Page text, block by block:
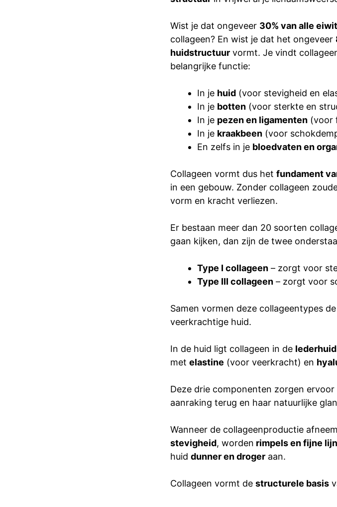
Wist je dat ongeveer 30% van alle
collageen? En wist je dat het ongeveer
huidstructuur vormt. Je vindt
belangrijke functie:
In je huid (voor stevigheid en
In je botten (voor sterkte en
In je pezen en ligamenten (voor
In je kraakbeen (voor
En zelfs in je bloedvaten en
Collageen vormt dus het fundament
in een gebouw. Zonder collageen
vorm en kracht verliezen.
Er bestaan meer dan 20 soorten
gaan kijken, dan zijn de twee
Type I collageen – zorgt voor
Type III collageen – zorgt voor
Samen vormen deze collageentypes
veerkrachtige huid.
In de huid ligt collageen in de
met elastine (voor veerkracht) en
Deze drie componenten zorgen
aanraking terug en haar natuurlijke
Wanneer de collageenproductie
stevigheid, worden rimpels en fijne
huid dunner en droger aan.
Collageen vormt de structurele basis